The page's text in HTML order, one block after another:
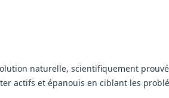
naturelle, scientifiquement
actifs et épanouis en ciblant les